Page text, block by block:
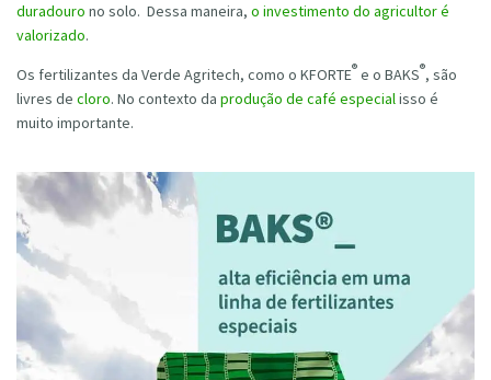
duradouro no solo. Dessa maneira, o investimento do agricultor é
valorizado.
Os fertilizantes da Verde Agritech, como o KFORTE® e o BAKS®, são
livres de cloro. No contexto da produção de café especialisso é
muito importante.